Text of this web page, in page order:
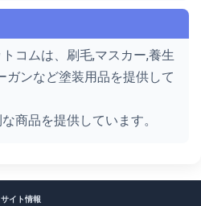
コムは、刷毛,マスカー,養生
ガンなど塗装用品を提供して
商品を提供しています。
サイト情報